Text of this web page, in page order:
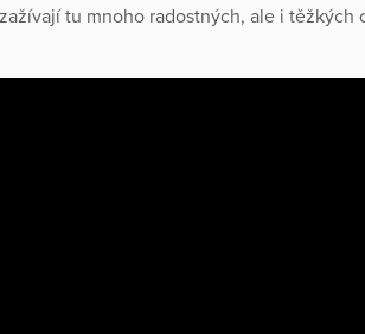
tu mnoho radostných, ale i těžkých